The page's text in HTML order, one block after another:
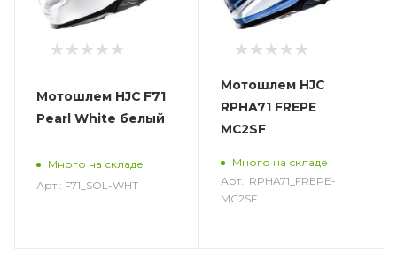
Мотошлем HJC F71
Pearl White белый
Много на складе
Арт.: F71_SOL-WHT
Мотошлем HJC
RPHA71 FREPE
MC2SF
Много на складе
Арт.: RPHA71_FREPE-
MC2SF